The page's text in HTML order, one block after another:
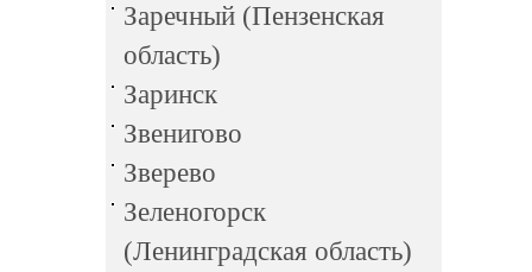
Заречный (Пензенская
область)
Заринск
Звенигово
Зверево
Зеленогорск
(Ленинградская область)